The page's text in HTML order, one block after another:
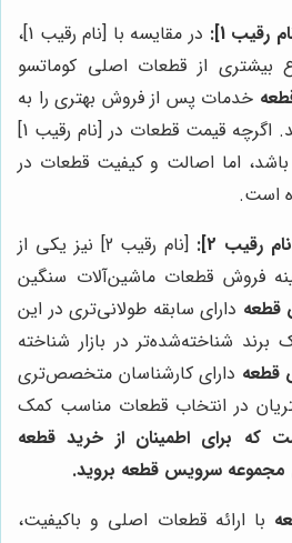
رقیب 1]:
در مقایسه با [نام رقیب 1]،
بیشتری از قطعات اصلی کوماتسو
خدمات پس از فروش بهتری را به
مشتریان خود ارائه می‌دهد. اگرچه قیمت قطعات در [نام رقیب 1]
اما اصالت و کیفیت قطعات در
است.
رقیب 2]:
[نام رقیب 2] نیز یکی از
فروش قطعات ماشین‌آلات سنگین
قطعه دارای سابقه طولانی‌تری در این
شناخته‌شده‌تر در بازار شناخته
قطعه دارای کارشناسان متخصص‌تری
در انتخاب قطعات مناسب کمک
که برای اطمینان از خرید قطعه
مجموعه سرویس قطعه بروید.
با ارائه قطعات اصلی و باکیفیت،